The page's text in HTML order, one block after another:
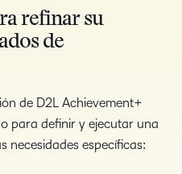
refinar su
de
de D2L Achievement+
para definir y ejecutar una
necesidades específicas: